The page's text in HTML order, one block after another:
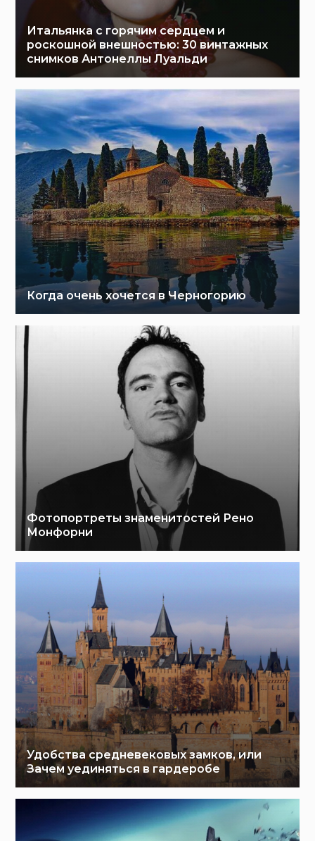
Итальянка с горячим сердцем и
роскошной внешностью: 30 винтажных
снимков Антонеллы Луальди
Когда очень хочется в Черногорию
Фотопортреты знаменитостей Рено
Монфорни
Удобства средневековых замков, или
Зачем уединяться в гардеробе